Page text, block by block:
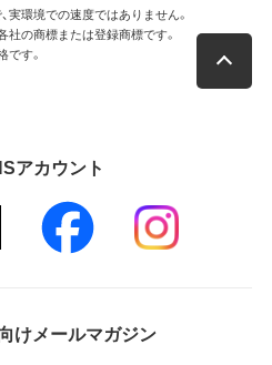
環境での速度ではありません。
の商標または登録商標です。
す。
アカウント
けメールマガジン